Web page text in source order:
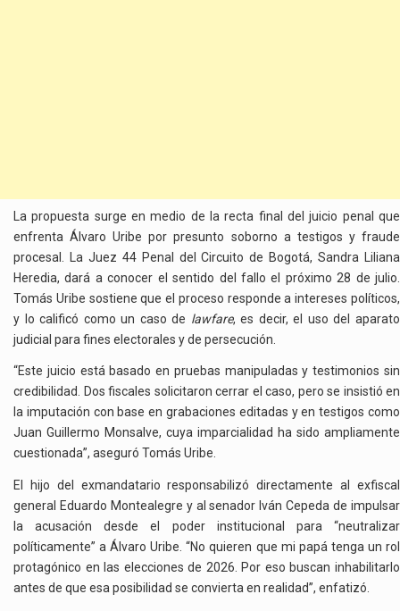
La propuesta surge en medio de la recta final del juicio penal que
enfrenta Álvaro Uribe por presunto soborno a testigos y fraude
procesal. La Juez 44 Penal del Circuito de Bogotá, Sandra Liliana
Heredia, dará a conocer el sentido del fallo el próximo 28 de julio.
Tomás Uribe sostiene que el proceso responde a intereses políticos,
y lo calificó como un caso de lawfare, es decir, el uso del aparato
judicial para fines electorales y de persecución.
“Este juicio está basado en pruebas manipuladas y testimonios sin
credibilidad. Dos fiscales solicitaron cerrar el caso, pero se insistió en
la imputación con base en grabaciones editadas y en testigos como
Juan Guillermo Monsalve, cuya imparcialidad ha sido ampliamente
cuestionada”, aseguró Tomás Uribe.
El hijo del exmandatario responsabilizó directamente al exfiscal
general Eduardo Montealegre y al senador Iván Cepeda de impulsar
la acusación desde el poder institucional para “neutralizar
políticamente” a Álvaro Uribe. “No quieren que mi papá tenga un rol
protagónico en las elecciones de 2026. Por eso buscan inhabilitarlo
antes de que esa posibilidad se convierta en realidad”, enfatizó.